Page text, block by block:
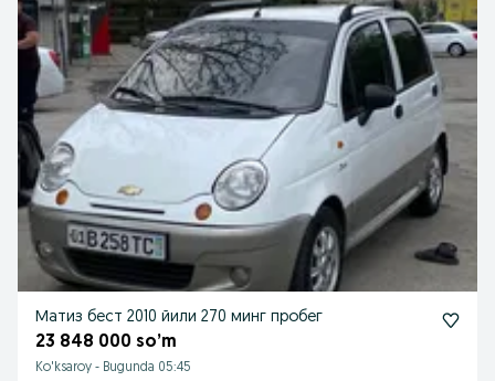
Матиз бест 2010 йили 270 минг пробег
23 848 000 so’m
Ko'ksaroy - Bugunda 05:45